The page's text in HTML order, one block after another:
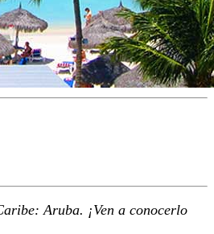
Aruba. ¡Ven a conocerlo